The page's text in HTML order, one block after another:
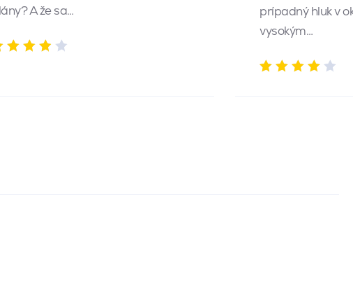
A že sa…
prípadný hluk v
vysokým…